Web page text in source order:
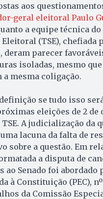
aos
geral eleitoral Paulo
a equipe técnica
(TSE), chefiada
deram parecer
isoladas, mesmo
a mesma coligação.
se tudo isso
eleições de 2 de
A judicialização da
lacuna da falta de
sobre a questão. Em
a disputa de
ao Senado foi abordado
à Constituição (PEC),
da Comissão